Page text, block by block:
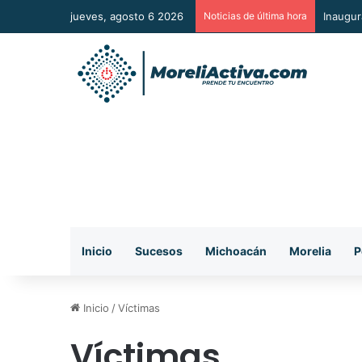
jueves, agosto 6 2026 Noticias de última hora Un
Inicio Sucesos Michoacán Morelia
Inicio /Víctimas